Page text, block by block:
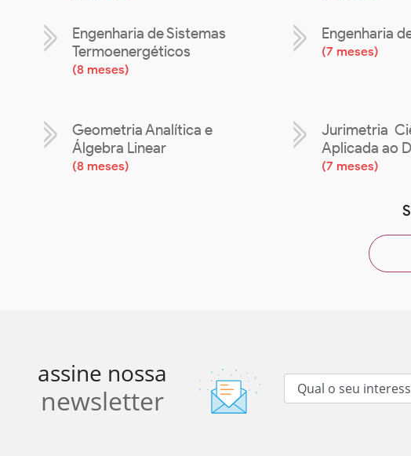
Engenharia de Sistemas
Termoenergéticos
(8 meses)
Engenharia
(7 meses)
Geometria Analítica e
Álgebra Linear
(8 meses)
Jurimetria 
Aplicada ao
(7 meses)
assine nossa
newsletter